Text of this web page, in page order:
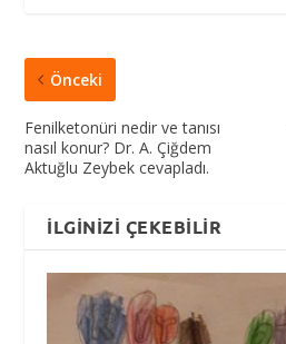
Önceki
Fenilketonüri nedir ve tanısı
nasıl konur? Dr. A. Çiğdem
Aktuğlu Zeybek cevapladı.
İLGINIZI ÇEKEBILIR